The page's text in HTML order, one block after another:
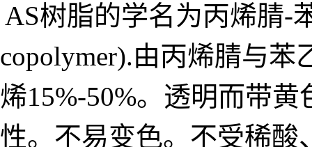
AS树脂的学名为丙烯腈-
copolymer).由丙烯腈与
烯15%-50%。透明而带
性。不易变色。不受稀酸